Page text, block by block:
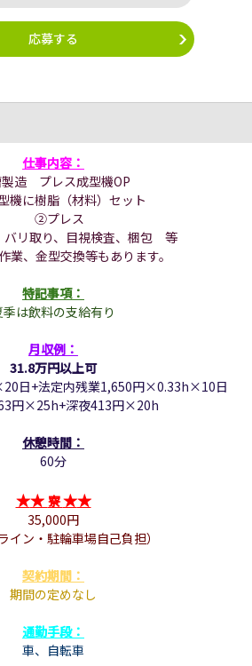
応募する
仕事内容：
製造 プレス成型機OP
に樹脂（材料）セット
②プレス
リ取り、目視検査、梱包 等
、金型交換等もあります。
特記事項：
季は飲料の支給有り
月収例：
31.8万円以上可
日+法定内残業1,650円×0.33h×10日
円×25h+深夜413円×20h
休憩時間：
60分
★★ 寮★★
35,000円
イン・駐輪車場自己負担）
契約期間：
期間の定めなし
通勤手段：
車、自転車